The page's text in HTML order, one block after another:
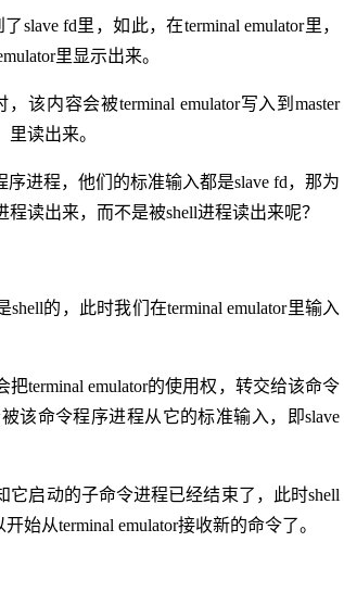
fd里，如此，在terminal emulator里，
里显示出来。
该内容会被terminal emulator写入到master
读出来。
进程，他们的标准输入都是slave fd，那为
读出来，而不是被shell进程读出来呢？
的，此时我们在terminal emulator里输入
terminal emulator的使用权，转交给该命令
该命令程序进程从它的标准输入，即slave
它启动的子命令进程已经结束了，此时shell
始从terminal emulator接收新的命令了。